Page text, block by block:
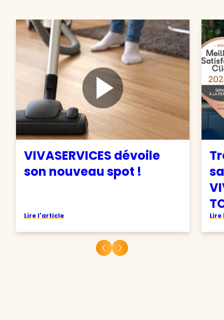
VIVASERVICES dévoile
son nouveau spot !
Lire l'article